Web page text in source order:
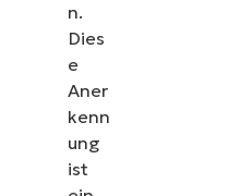
n.
Dies
e
Aner
kenn
ung
ist